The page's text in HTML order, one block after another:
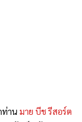
ท่านมาย บีช รีสอร์ต